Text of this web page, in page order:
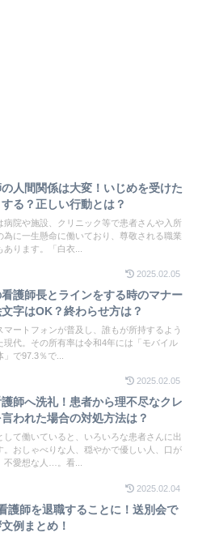
人間関係は大変！いじめを受けた
る？正しい行動とは？
病院や施設、クリニック等で患者さんや入所
為に一生懸命に働いており、尊敬される職業
あります。「白衣...
2025.02.05
護師長とラインをする時のマナー
字はOK？終わらせ方は？
マートフォンが普及し、誰もが所持するよう
現代。その所有率は令和4年には「モバイル
で97.3％で...
2025.02.05
師へ洗礼！患者から理不尽なクレ
われた場合の対処方法は？
して働いていると、いろいろな患者さんに出
。おしゃべりな人、穏やかで優しい人、口が
不愛想な人…。看...
2025.02.04
護師を退職することに！送別会で
例まとめ！